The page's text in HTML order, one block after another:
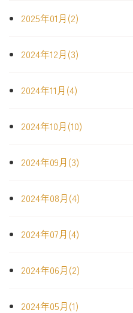
2025年01月(2)
2024年12月(3)
2024年11月(4)
2024年10月(10)
2024年09月(3)
2024年08月(4)
2024年07月(4)
2024年06月(2)
2024年05月(1)